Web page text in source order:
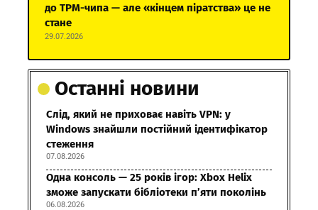
до TPM-чипа — але «кінцем піратства» це не
стане
29.07.2026
Останні новини
Слід, який не приховає навіть VPN: у
Windows знайшли постійний ідентифікатор
стеження
07.08.2026
Одна консоль — 25 років ігор: Xbox Helix
зможе запускати бібліотеки п’яти поколінь
06.08.2026